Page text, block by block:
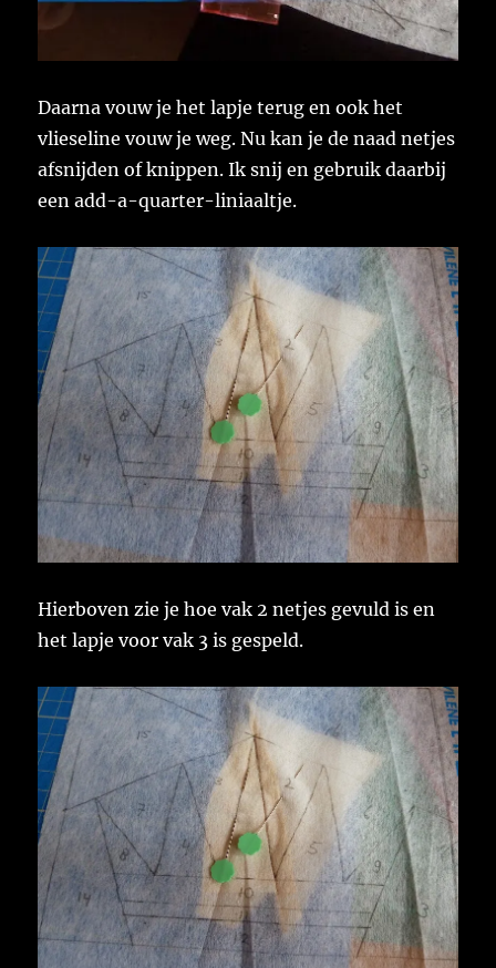
Daarna vouw je het lapje terug en ook het
vlieseline vouw je weg. Nu kan je de naad netjes
afsnijden of knippen. Ik snij en gebruik daarbij
een add-a-quarter-liniaaltje.
Hierboven zie je hoe vak 2 netjes gevuld is en
het lapje voor vak 3 is gespeld.